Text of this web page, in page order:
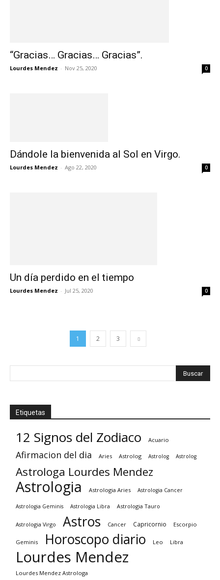
“Gracias… Gracias… Gracias”.
Lourdes Mendez - Nov 25, 2020 0
Dándole la bienvenida al Sol en Virgo.
Lourdes Mendez - Ago 22, 2020 0
Un día perdido en el tiempo
Lourdes Mendez - Jul 25, 2020 0
1 2 3
Etiquetas
12 Signos del Zodiaco Acuario
Afirmacion del dia Aries Astrolog Astrolog Astrolog
Astrologa Lourdes Mendez
Astrologia Astrologia Aries Astrologia Cancer
Astrologia Geminis Astrologia Libra Astrologia Tauro
Astrologia Virgo Astros Cancer Capricornio Escorpio
Geminis Horoscopo diario Leo Libra
Lourdes Mendez
Lourdes Mendez Astrologa